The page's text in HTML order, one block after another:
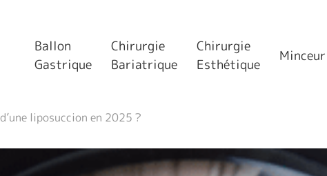
Ballon
Gastrique
Chirurgie
Bariatrique
Chirurgie
Esthétique
Minceur
liposuccion en 2025 ?